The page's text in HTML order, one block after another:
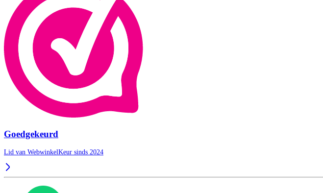
Goedgekeurd
Lid van WebwinkelKeur sinds 2024